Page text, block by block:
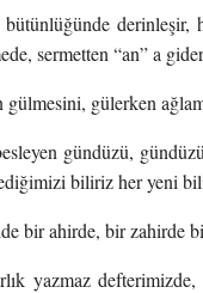
derinleşir,
sermetten “an” a
gülmesini, gülerken
gündüzü,
biliriz her yeni
bir ahirde, bir zahirde
yazmaz